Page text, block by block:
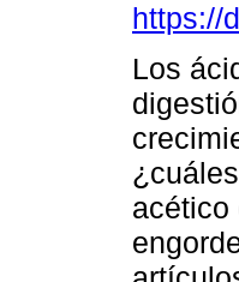
https://
Los
acético